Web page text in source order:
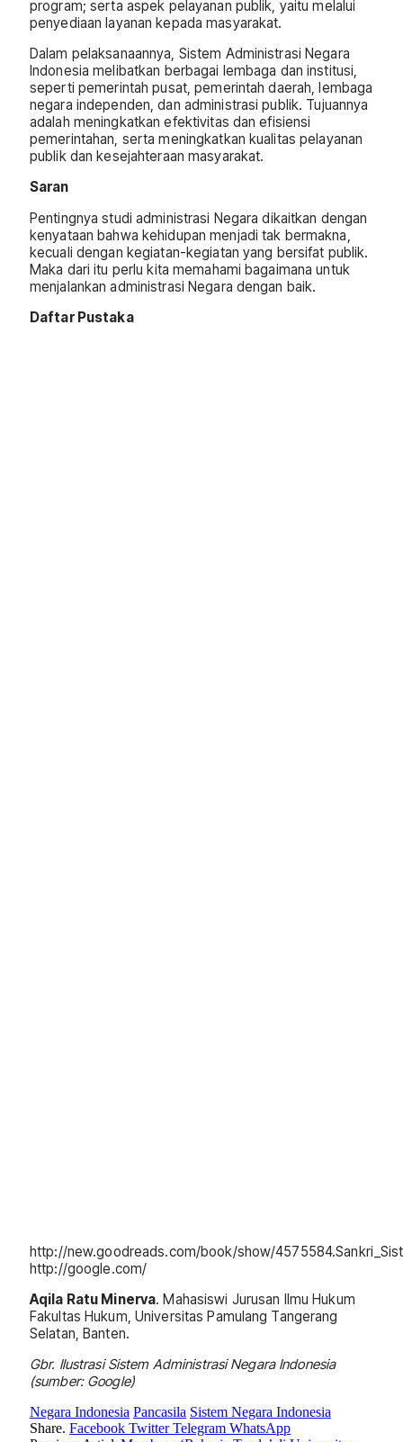
program; serta aspek pelayanan publik, yaitu melalui
penyediaan layanan kepada masyarakat.
Dalam pelaksanaannya, Sistem Administrasi Negara
Indonesia melibatkan berbagai lembaga dan institusi,
seperti pemerintah pusat, pemerintah daerah, lembaga
negara independen, dan administrasi publik. Tujuannya
adalah meningkatkan efektivitas dan efisiensi
pemerintahan, serta meningkatkan kualitas pelayanan
publik dan kesejahteraan masyarakat.
Saran
Pentingnya studi administrasi Negara dikaitkan dengan
kenyataan bahwa kehidupan menjadi tak bermakna,
kecuali dengan kegiatan-kegiatan yang bersifat publik.
Maka dari itu perlu kita memahami bagaimana untuk
menjalankan administrasi Negara dengan baik.
Daftar Pustaka
http://new.goodreads.com/book/show/
http://google.com/
Aqila Ratu Minerva. Mahasiswi Jurusan Ilmu Hukum
Fakultas Hukum, Universitas Pamulang Tangerang
Selatan, Banten.
Gbr. Ilustrasi Sistem Administrasi Negara Indonesia
(sumber: Google)
Negara Indonesia Pancasila Sistem Negara Indonesia
Share. Facebook Twitter Telegram WhatsApp